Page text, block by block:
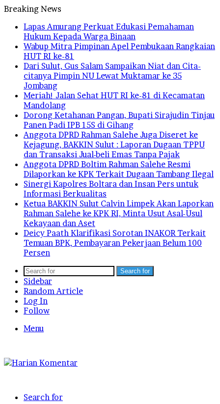
Breaking News
Lapas Amurang Perkuat Edukasi Pemahaman
Hukum Kepada Warga Binaan
Wabup Mitra Pimpinan Apel Pembukaan Rangkaian
HUT RI ke-81
Dari Sulut, Gus Salam Sampaikan Niat dan Cita-
citanya Pimpin NU Lewat Muktamar ke 35
Jombang
Meriah! Jalan Sehat HUT RI ke-81 di Kecamatan
Mandolang
Dorong Ketahanan Pangan, Bupati Sirajudin Tinjau
Panen Padi IPB 15S di Gihang
Anggota DPRD Rahman Salehe Juga Diseret ke
Kejagung, BAKKIN Sulut : Laporan Dugaan TPPU
dan Transaksi Jual-beli Emas Tanpa Pajak
Anggota DPRD Boltim Rahman Salehe Resmi
Dilaporkan ke KPK Terkait Dugaan Tambang Ilegal
Sinergi Kapolres Boltara dan Insan Pers untuk
Informasi Berkualitas
Ketua BAKKIN Sulut Calvin Limpek Akan Laporkan
Rahman Salehe ke KPK RI, Minta Usut Asal-Usul
Kekayaan dan Aset
Deicy Paath Klarifikasi Sorotan INAKOR Terkait
Temuan BPK, Pembayaran Pekerjaan Belum 100
Persen
Search for
Sidebar
Random Article
Log In
Follow
Menu
Search for